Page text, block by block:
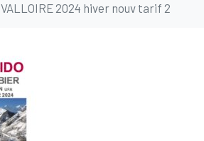
VALLOIRE 2024 hiver nouv tarif 2